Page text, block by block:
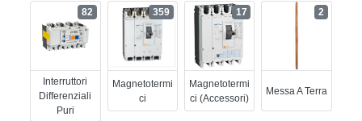
Interruttori
Differenziali
Puri
82
Magnetotermi
Ci
359
Magnetotermi
Ci (accessori)
17
Messa A Terra
2